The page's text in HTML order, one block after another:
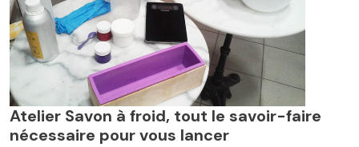
Atelier Savon à froid, tout le savoir-faire
nécessaire pour vous lancer